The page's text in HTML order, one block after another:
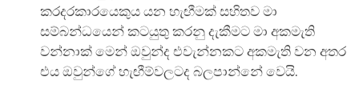
කරදරකාරයෙකුය යන හැඟීමක් සහිතව මා
සම්බන්ධයෙන් කටයුතු කරනු දැකීමට මා අකමැති
වන්නාක් මෙන් ඔවුන්ද එවැන්නකට අකමැති වන අතර
එය ඔවුන්ගේ හැඟීම්වලටද බලපාන්නේ වෙයි.